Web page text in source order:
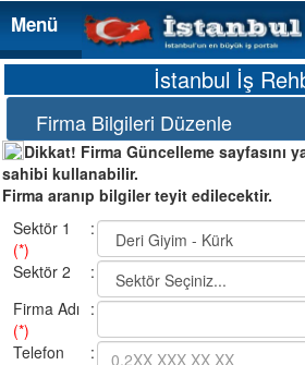
Menü
Menü
İstanbul İş
Firma Bilgileri Düzenle
Dikkat! Firma Güncelleme sayfasını
sahibi kullanabilir.
Firma aranıp bilgiler teyit edilecektir.
Sektör 1
(*)
:
Sektör 2
:
Firma Adı
(*)
:
Telefon
: